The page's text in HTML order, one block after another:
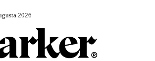
2026